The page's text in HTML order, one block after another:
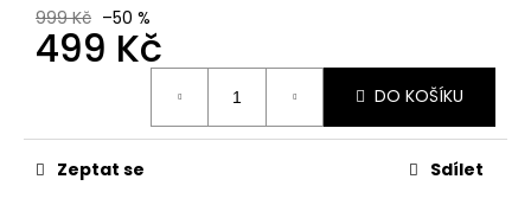
999 Kč –50 %
499 Kč
DO KOŠÍKU
Zeptat se Sdílet
249